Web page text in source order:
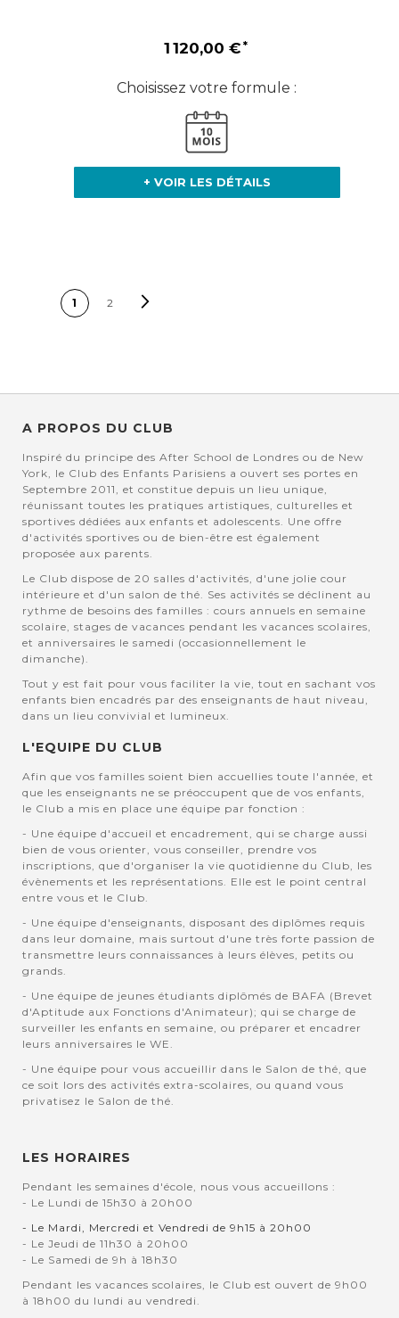
1 120,00 €
Choisissez votre formule :
+ VOIR LES DÉTAILS
Vous lisez
1 2
A PROPOS DU CLUB
Inspiré du principe des After School de Londres ou de New
York, le Club des Enfants Parisiens a ouvert ses portes en
Septembre 2011, et constitue depuis un lieu unique,
réunissant toutes les pratiques artistiques, culturelles et
sportives dédiées aux enfants et adolescents. Une offre
d'activités sportives ou de bien-être est également
proposée aux parents.
Le Club dispose de 20 salles d'activités, d'une jolie cour
intérieure et d'un salon de thé. Ses activités se déclinent au
rythme de besoins des familles : cours annuels en semaine
scolaire, stages de vacances pendant les vacances scolaires,
et anniversaires le samedi (occasionnellement le
dimanche).
Tout y est fait pour vous faciliter la vie, tout en sachant vos
enfants bien encadrés par des enseignants de haut niveau,
dans un lieu convivial et lumineux.
L'EQUIPE DU CLUB
Afin que vos familles soient bien accuellies toute l'année, et
que les enseignants ne se préoccupent que de vos enfants,
le Club a mis en place une équipe par fonction :
- Une équipe d'accueil et encadrement, qui se charge aussi
bien de vous orienter, vous conseiller, prendre vos
inscriptions, que d'organiser la vie quotidienne du Club, les
évènements et les représentations. Elle est le point central
entre vous et le Club.
- Une équipe d'enseignants, disposant des diplômes requis
dans leur domaine, mais surtout d'une très forte passion de
transmettre leurs connaissances à leurs élèves, petits ou
grands.
- Une équipe de jeunes étudiants diplômés de BAFA (Brevet
d'Aptitude aux Fonctions d'Animateur); qui se charge de
surveiller les enfants en semaine, ou préparer et encadrer
leurs anniversaires le WE.
- Une équipe pour vous accueillir dans le Salon de thé, que
ce soit lors des activités extra-scolaires, ou quand vous
privatisez le Salon de thé.
LES HORAIRES
Pendant les semaines d'école, nous vous accueillons :
- Le Lundi de 15h30 à 20h00
- Le Mardi, Mercredi et Vendredi de 9h15 à 20h00
- Le Jeudi de 11h30 à 20h00
- Le Samedi de 9h à 18h30
Pendant les vacances scolaires, le Club est ouvert de 9h00
à 18h00 du lundi au vendredi.